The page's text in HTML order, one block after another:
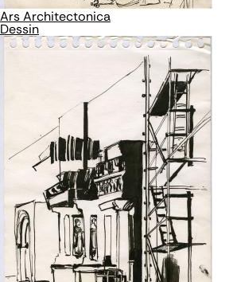
Ars Architectonica
Dessin